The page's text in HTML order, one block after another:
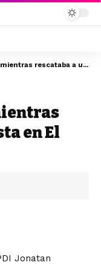
a un bañista en El Tabo
en El
Jonatan